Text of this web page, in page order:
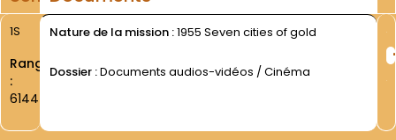
1S
Rang
:
6144
Nature de la mission :1955 Seven cities of gold
Dossier :Documents audios-vidéos / Cinéma